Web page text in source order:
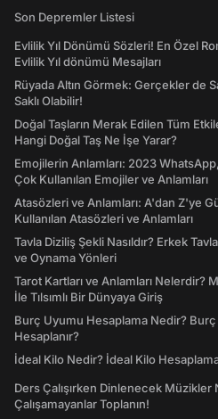
Son Depremler Listesi
Evlilik Yıl Dönümü Sözleri! En Özel
Evlilik Yıl dönümü Mesajları
Rüyada Altın Görmek: Gerçekler de
Saklı Olabilir!
Doğal Taşların Merak Edilen Tüm
Hangi Doğal Taş Ne İşe Yarar?
Emojilerin Anlamları: 2023
Çok Kullanılan Emojiler ve Anlamları
Atasözleri ve Anlamları: A'dan Z'ye
Kullanılan Atasözleri ve Anlamları
Tavla Diziliş Şekli Nasıldır? Erkek
ve Oynama Yönleri
Tarot Kartları ve Anlamları Nelerdir?
İle Tılsımlı Bir Dünyaya Giriş
Burç Uyumu Hesaplama Nedir?
Hesaplanır?
İdeal Kilo Nedir? İdeal Kilo Hesaplama
Ders Çalışırken Dinlenecek
Çalışamayanlar Toplanın!